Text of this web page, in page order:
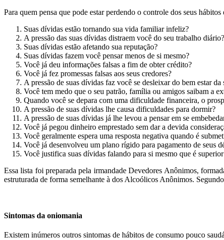
Para quem pensa que pode estar perdendo o controle dos seus
Suas dívidas estão tornando sua vida familiar infeliz?
A pressão das suas dívidas distraem você do seu trabalho diário?
Suas dívidas estão afetando sua reputação?
Suas dívidas fazem você pensar menos de si mesmo?
Você já deu informações falsas a fim de obter crédito?
Você já fez promessas falsas aos seus credores?
A pressão de suas dívidas faz você se desleixar do bem estar da
Você tem medo que o seu patrão, família ou amigos saibam a
Quando você se depara com uma dificuldade financeira, o
A pressão de suas dívidas lhe causa dificuldades para dormir?
A pressão de suas dívidas já lhe levou a pensar em se
Você já pegou dinheiro emprestado sem dar a devida
Você geralmente espera uma resposta negativa quando é
Você já desenvolveu um plano rígido para pagamento de seus
Você justifica suas dívidas falando para si mesmo que é
Essa lista foi preparada pela irmandade Devedores Anônimos,
estruturada de forma semelhante à dos Alcoólicos Anônimos.
Sintomas da oniomania
Existem inúmeros outros sintomas de hábitos de consumo pouco